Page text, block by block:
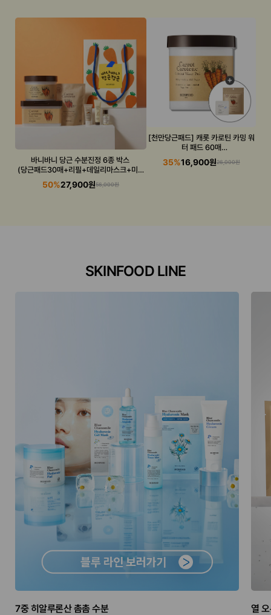
바니바니 당근 수분진정 6종 박스
(당근패드30매+리필+데일리마스크+미니
50%27,900원56,000원
[천만당근패드] 캐롯 카로틴 카밍 워
터 패드 60매
(캐롯패드+수분선 증정)
35%16,900원26,000원
SKINFOOD LINE
7중 히알루론산 촘촘 수분 열